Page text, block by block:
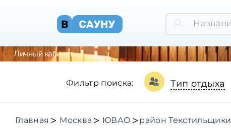
Личный кабинет
Фильтр поиска: Тип отдыха
Главная Москва ЮВАО район Текстильщики